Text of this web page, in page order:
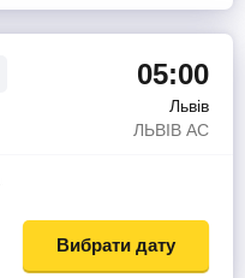
05:00
Львів
ЛЬВIВ АС
Вибрати дату